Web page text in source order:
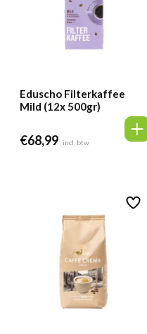
Eduscho Filterkaffee
Mild (12x 500gr)
€68,99 incl. btw